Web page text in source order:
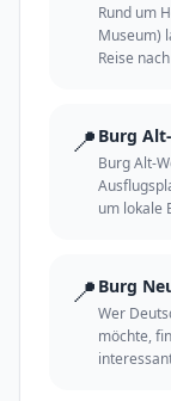
Rund um
Museum)
Reise
📍 Burg
Burg Alt-
um lokale
📍 Burg
Wer
möchte,